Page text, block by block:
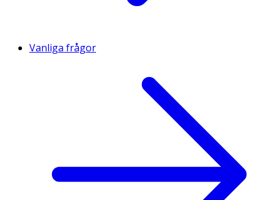
Vanliga frågor